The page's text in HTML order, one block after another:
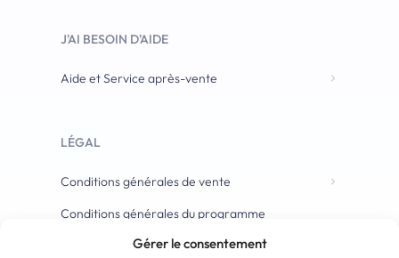
Gérer le consentement
J'AI BESOIN D'AIDE
Aide et Service après-vente
LÉGAL
Conditions générales de vente
Conditions générales du programme